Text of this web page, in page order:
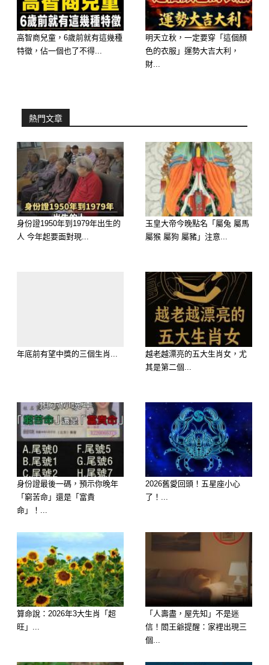
想知道愛情走向嗎？免費測算馬上知道
>>>>https://lihi.cc/Ozo8m
歡迎來下水道觀看更多都市傳說👉
https://lihi3.cc/c5H8h
延伸閱讀
別人請你吃飯，千萬要記住「4不要」
不然人緣會越來越差！
高智商兒童，6歲前就有這幾種
特徵，佔一個也了不得...
明天立秋，一定要穿「這個顏
色的衣服」運勢大吉大利，
財...
熱門文章
身份證1950年到1979年出生的
人 今年起要面對現...
玉皇大帝今晚點名「屬兔 屬馬
屬猴 屬狗 屬豬」注意...
年底前有望中獎的三個生肖...
越老越漂亮的五大生肖女，尤
其是第二個...
身份證最後一碼，預示你晚年
「窮苦命」還是「富貴
命」！...
2026舊愛回頭！五星座小心
了！...
算命說：2026年3大生肖「超
旺」...
「人壽盡，屋先知」不是迷
信！閻王爺提醒：家裡出現三
個...